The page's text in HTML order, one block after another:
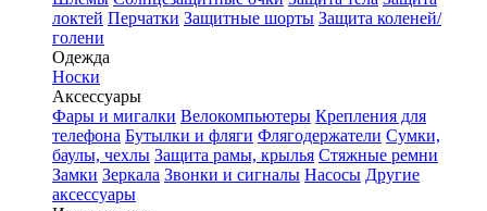
локтей Перчатки Защитные шорты Защита коленей/
голени
Одежда
Носки
Аксессуары
Фары и мигалки Велокомпьютеры Крепления для
телефона Бутылки и фляги Флягодержатели Сумки,
баулы, чехлы Защита рамы, крылья Стяжные ремни
Замки Зеркала Звонки и сигналы Насосы Другие
аксессуары